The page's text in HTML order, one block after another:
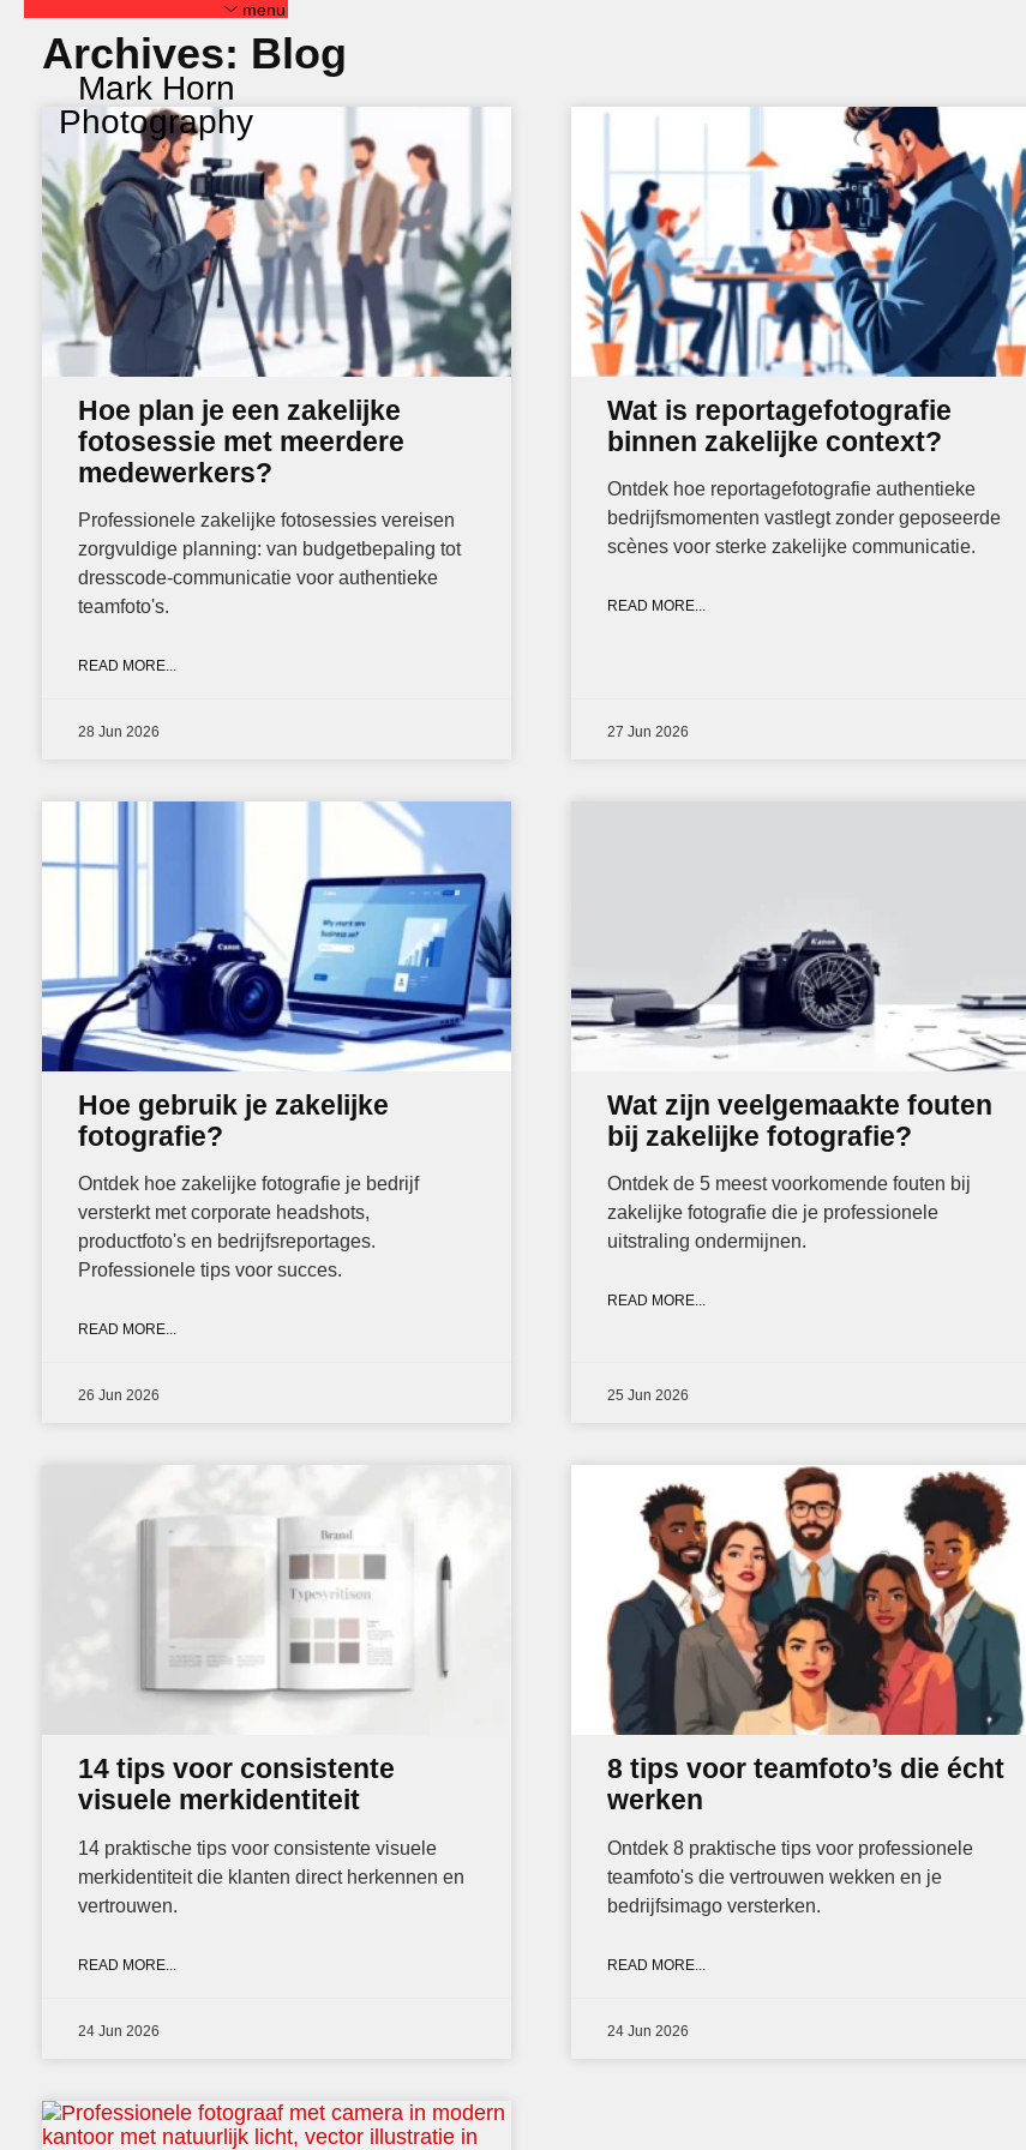
Mark Horn
Photography
menu
Mark Horn
Photography
portraits
most recent
nft
janus
estate real?
adversity tegenslag
start-ups and innovators
transformation
more recent
fd portraits
samurai soul
mn
abn amro wtt 2018
inspirators
portraits 1
portraits 2
portraits 3
fd gazellen 2014
het zuiderlicht
parool christmas special
contact
Archives: Blog
Hoe plan je een zakelijke
fotosessie met meerdere
medewerkers?
Professionele zakelijke fotosessies vereisen
zorgvuldige planning: van budgetbepaling tot
dresscode-communicatie voor authentieke
teamfoto's.
READ MORE...
28 Jun 2026
Wat is reportagefotografie
binnen zakelijke context?
Ontdek hoe reportagefotografie authentieke
bedrijfsmomenten vastlegt zonder geposeerde
scènes voor sterke zakelijke communicatie.
READ MORE...
27 Jun 2026
Hoe gebruik je zakelijke
fotografie?
Ontdek hoe zakelijke fotografie je bedrijf
versterkt met corporate headshots,
productfoto's en bedrijfsreportages.
Professionele tips voor succes.
READ MORE...
26 Jun 2026
Wat zijn veelgemaakte fouten
bij zakelijke fotografie?
Ontdek de 5 meest voorkomende fouten bij
zakelijke fotografie die je professionele
uitstraling ondermijnen.
READ MORE...
25 Jun 2026
14 tips voor consistente
visuele merkidentiteit
14 praktische tips voor consistente visuele
merkidentiteit die klanten direct herkennen en
vertrouwen.
READ MORE...
24 Jun 2026
8 tips voor teamfoto’s die écht
werken
Ontdek 8 praktische tips voor professionele
teamfoto's die vertrouwen wekken en je
bedrijfsimago versterken.
READ MORE...
24 Jun 2026